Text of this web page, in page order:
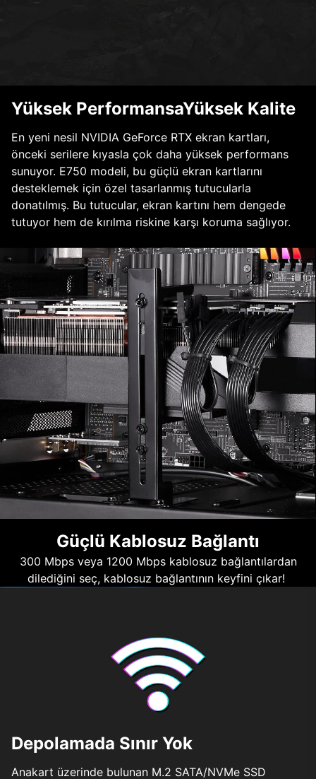
Yüksek PerformansaYüksek Kalite
En yeni nesil NVIDIA GeForce RTX ekran kartları,
önceki serilere kıyasla çok daha yüksek performans
sunuyor. E750 modeli, bu güçlü ekran kartlarını
desteklemek için özel tasarlanmış tutucularla
donatılmış. Bu tutucular, ekran kartını hem dengede
tutuyor hem de kırılma riskine karşı koruma sağlıyor.
Güçlü Kablosuz Bağlantı
300 Mbps veya 1200 Mbps kablosuz bağlantılardan
dilediğini seç, kablosuz bağlantının keyfini çıkar!
Depolamada Sınır Yok
Anakart üzerinde bulunan M.2 SATA/NVMe SSD